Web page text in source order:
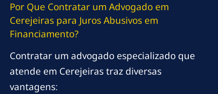
Por Que Contratar um Advogado em
Cerejeiras para Juros Abusivos em
Financiamento?
Contratar um advogado especializado que
atende em Cerejeiras traz diversas
vantagens: